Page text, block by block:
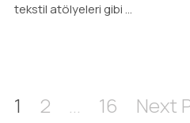
tekstil atölyeleri gibi ...
1 2 … 16 Next